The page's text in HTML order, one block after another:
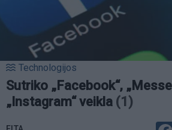
Technologijos
Sutriko „Facebook“,
„Instagram“ veikla (1)